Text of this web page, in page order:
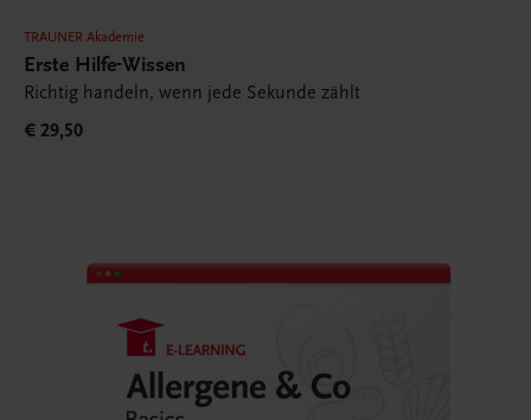
TRAUNER Akademie
Erste Hilfe-Wissen
Richtig handeln, wenn jede Sekunde zählt
€ 29,50